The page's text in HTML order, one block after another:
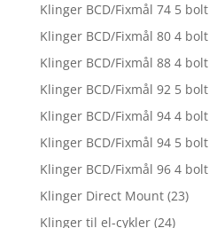
Klinger BCD/Fixmål 74 5 bolt
Klinger BCD/Fixmål 80 4 bolt
Klinger BCD/Fixmål 88 4 bolt
Klinger BCD/Fixmål 92 5 bolt
Klinger BCD/Fixmål 94 4 bolt
Klinger BCD/Fixmål 94 5 bolt
Klinger BCD/Fixmål 96 4 bolt
Klinger Direct Mount (23)
Klinger til el-cykler (24)